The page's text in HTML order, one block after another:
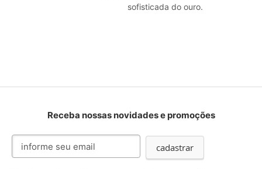
sofisticada do ouro.
Receba nossas novidades e promoções
Inscreva-
cadastrar